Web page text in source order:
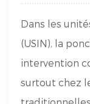
Dans les
(USIN), la
intervention
surtout chez